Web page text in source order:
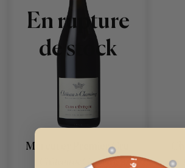
En rupture
de stock
Mercurey Premier Cru
Château de Chamirey